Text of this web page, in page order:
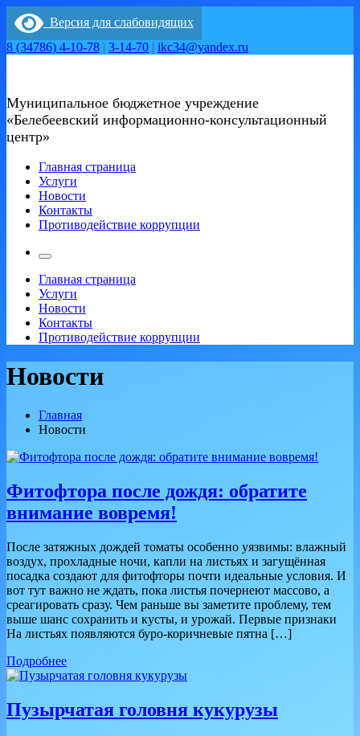
Перейти
содержимому
Версия для слабовидящих
8 (34786) 4-10-78 | 3-14-70 | ikc34@yandex.ru
Муниципальное бюджетное учреждение
«Белебеевский информационно-консультационный
центр»
Главная страница
Услуги
Новости
Контакты
Противодействие коррупции
Главная страница
Услуги
Новости
Контакты
Противодействие коррупции
Новости
Главная
Новости
Фитофтора после дождя: обратите
внимание вовремя!
После затяжных дождей томаты особенно уязвимы: влажный
воздух, прохладные ночи, капли на листьях и загущённая
посадка создают для фитофторы почти идеальные условия. И
вот тут важно не ждать, пока листья почернеют массово, а
среагировать сразу. Чем раньше вы заметите проблему, тем
выше шанс сохранить и кусты, и урожай. Первые признаки
На листьях появляются буро-коричневые пятна […]
Подробнее
Пузырчатая головня кукурузы